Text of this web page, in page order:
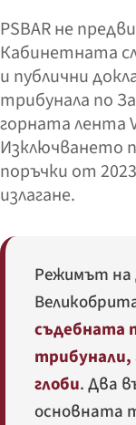
PSBAR не
Кабинетната
и публични
трибунала по
горната лента
Изключването
поръчки от
излагане.
Режимът
съдебната
трибунали,
глоби. Два
основната